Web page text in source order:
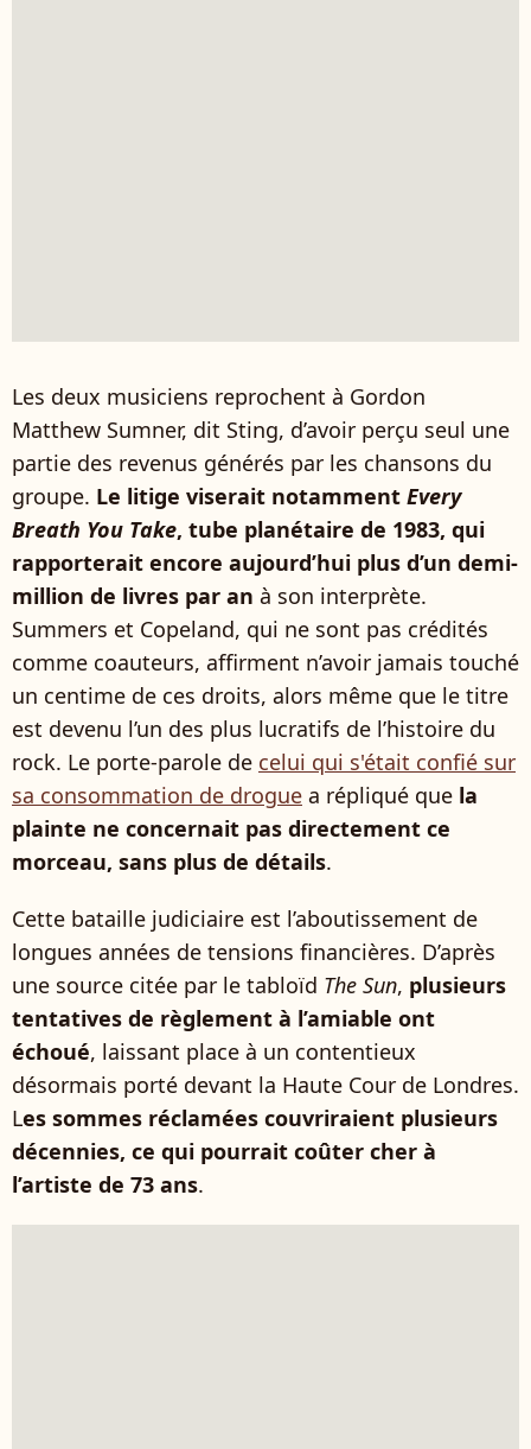
Les deux musiciens reprochent à Gordon
Matthew Sumner, dit Sting, d’avoir perçu seul une
partie des revenus générés par les chansons du
groupe. Le litige viserait notamment Every
Breath You Take, tube planétaire de 1983, qui
rapporterait encore aujourd’hui plus d’un demi-
million de livres par an à son interprète.
Summers et Copeland, qui ne sont pas crédités
comme coauteurs, affirment n’avoir jamais touché
un centime de ces droits, alors même que le titre
est devenu l’un des plus lucratifs de l’histoire du
rock. Le porte-parole de celui qui s'était confié sur
sa consommation de drogue a répliqué que la
plainte ne concernait pas directement ce
morceau, sans plus de détails.
Cette bataille judiciaire est l’aboutissement de
longues années de tensions financières. D’après
une source citée par le tabloïd The Sun, plusieurs
tentatives de règlement à l’amiable ont
échoué, laissant place à un contentieux
désormais porté devant la Haute Cour de Londres.
Les sommes réclamées couvriraient plusieurs
décennies, ce qui pourrait coûter cher à
l’artiste de 73 ans.